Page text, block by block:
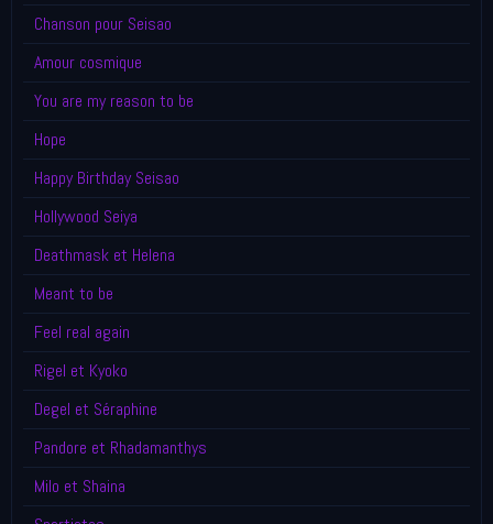
Chanson pour Seisao
Amour cosmique
You are my reason to be
Hope
Happy Birthday Seisao
Hollywood Seiya
Deathmask et Helena
Meant to be
Feel real again
Rigel et Kyoko
Degel et Séraphine
Pandore et Rhadamanthys
Milo et Shaina